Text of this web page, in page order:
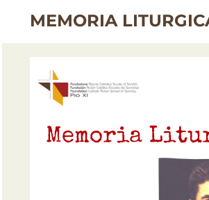
MEMORIA